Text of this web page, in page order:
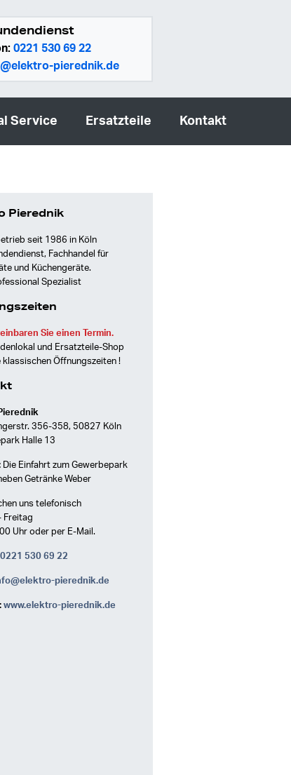
0221 530 69 22
pierednik.de
Service Ersatzteile Kontakt
Pierednik
seit 1986 in Köln
Fachhandel für
und Küchengeräte.
Spezialist
Sie einen Termin.
und Ersatzteile-Shop
klassischen Öffnungszeiten !
356-358, 50827 Köln
Halle 13
Die Einfahrt zum Gewerbepark
Getränke Weber
uns telefonisch
Freitag
Uhr oder per E-Mail.
0221 530 69 22
pierednik.de
www.elektro-pierednik.de